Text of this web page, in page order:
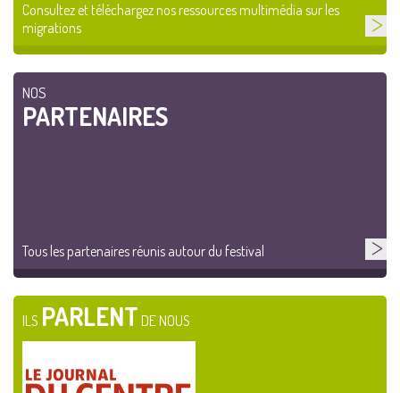
Consultez et téléchargez nos ressources multimédia sur les
migrations
NOS
PARTENAIRES
Tous les partenaires réunis autour du festival
ILS PARLENT DE NOUS